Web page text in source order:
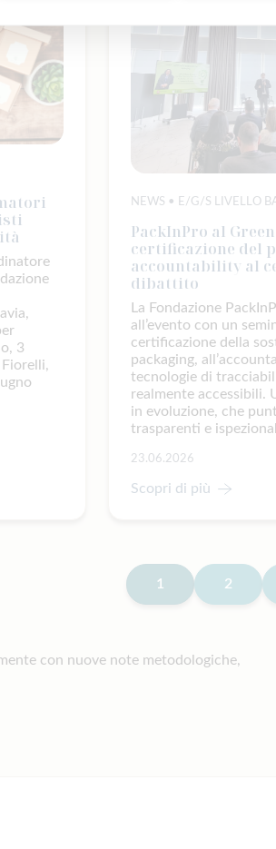
3
NEWS • E/G/S LIVELLO
PackInPro al
certificazione del
accountability al
dibattito
La Fondazione
all’evento con un
certificazione della
packaging,
tecnologie di
realmente accessibili.
in evoluzione, che
trasparenti e
23.06.2026
Scopri di più
1 2
con nuove note metodologiche,